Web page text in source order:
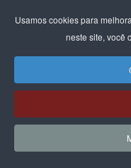
Usamos cookies para
neste site, você